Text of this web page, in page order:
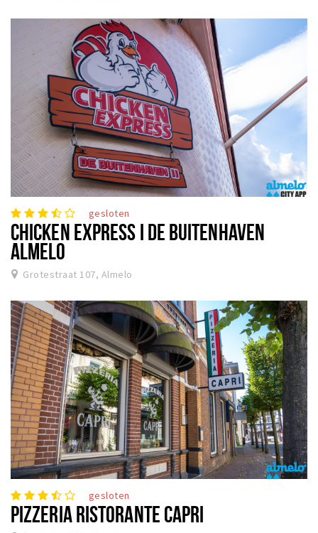
gesloten
CHICKEN EXPRESS I DE BUITENHAVEN
ALMELO
Grotestraat 107, Almelo
gesloten
PIZZERIA RISTORANTE CAPRI